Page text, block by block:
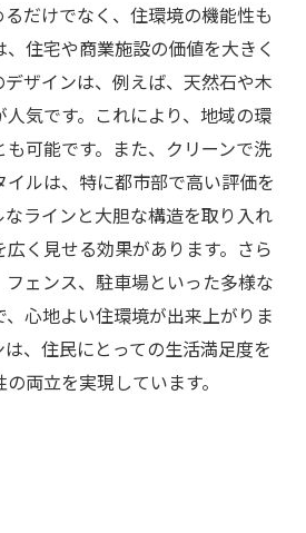
だけでなく、住環境の機能性も
住宅や商業施設の価値を大きく
ザインは、例えば、天然石や木
気です。これにより、地域の環
可能です。また、クリーンで洗
ルは、特に都市部で高い評価を
ラインと大胆な構造を取り入れ
く見せる効果があります。さら
ェンス、駐車場といった多様な
心地よい住環境が出来上がりま
、住民にとっての生活満足度を
両立を実現しています。